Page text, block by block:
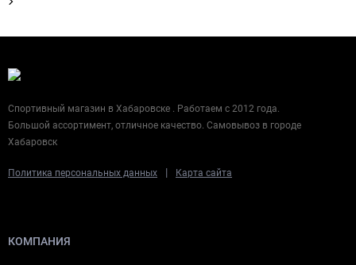
Спортивный магазин в Хабаровске . Работаем с 2012 года.
Большой ассортимент, отличное качество. Самовывоз в городе
Хабаровск
Политика персональных данных | Карта сайта
КОМПАНИЯ